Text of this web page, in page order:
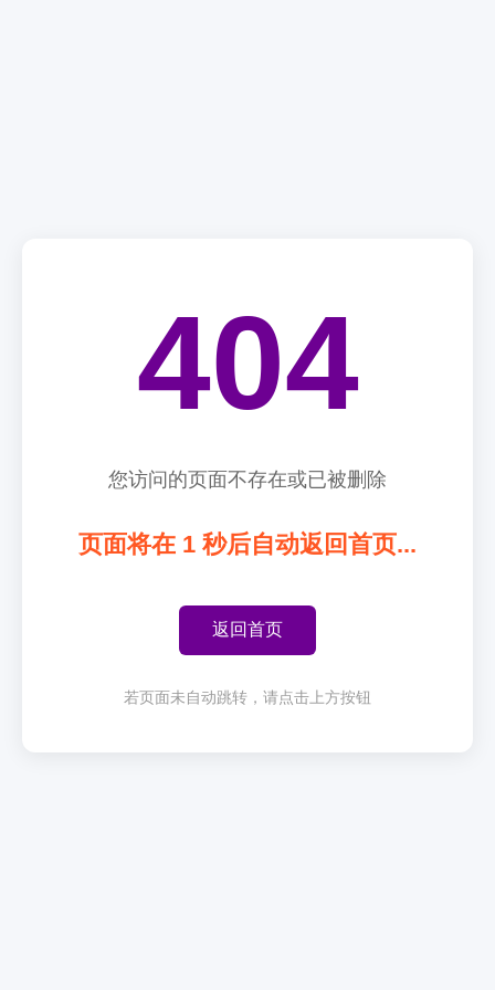
404
您访问的页面不存在或已被删除
页面将在 1 秒后自动返回首页...
返回首页
若页面未自动跳转，请点击上方按钮